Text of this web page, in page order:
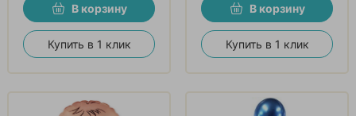
В корзину
Купить в 1 клик
В корзину
Купить в 1 клик